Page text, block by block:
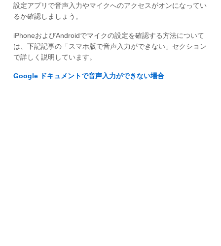
設定アプリで音声入力やマイクへのアクセスがオンになってい
るか確認しましょう。
iPhoneおよびAndroidでマイクの設定を確認する方法について
は、下記記事の「スマホ版で音声入力ができない」セクション
で詳しく説明しています。
Google ドキュメントで音声入力ができない場合